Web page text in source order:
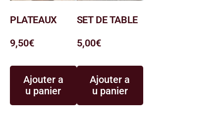
PLATEAUX
9,50€
Ajouter a
u panier
SET DE TABLE
5,00€
Ajouter a
u panier